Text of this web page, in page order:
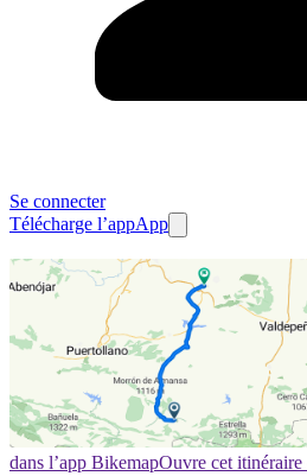
Se connecter
Télécharge l’appApp
dans l’app BikemapOuvre cet